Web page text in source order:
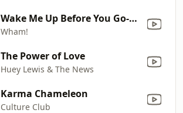
Wake Me Up Before You Go-Go
Wham!
The Power of Love
Huey Lewis & The News
Karma Chameleon
Culture Club